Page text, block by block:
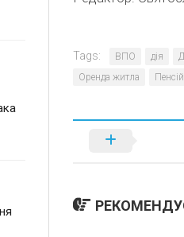
Tags: ВПО дія
Оренда житла